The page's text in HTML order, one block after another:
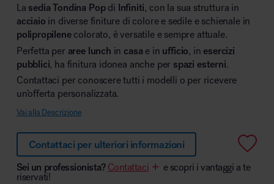
Area outdoor
Area hospitality
La sedia Tondina Popdi Infiniti, con la sua struttura in
acciaio in diverse finiture di colore e sedile e schienale in
polipropilenecolorato, è versatile e sempre attuale.
Perfetta per aree lunch in casa e in ufficio, in esercizi
pubblici, ha finitura idonea anche per spazi esterni.
Contattaci per conoscere tutti i modelli o per ricevere
un’offerta personalizzata.
Vai alla Descrizione
Contattaci per ulteriori informazioni
Sei un professionista? Contattaci
e scopri i vantaggi a te
riservati!